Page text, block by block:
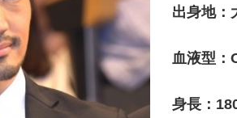
出身地：
血液型：
身長：